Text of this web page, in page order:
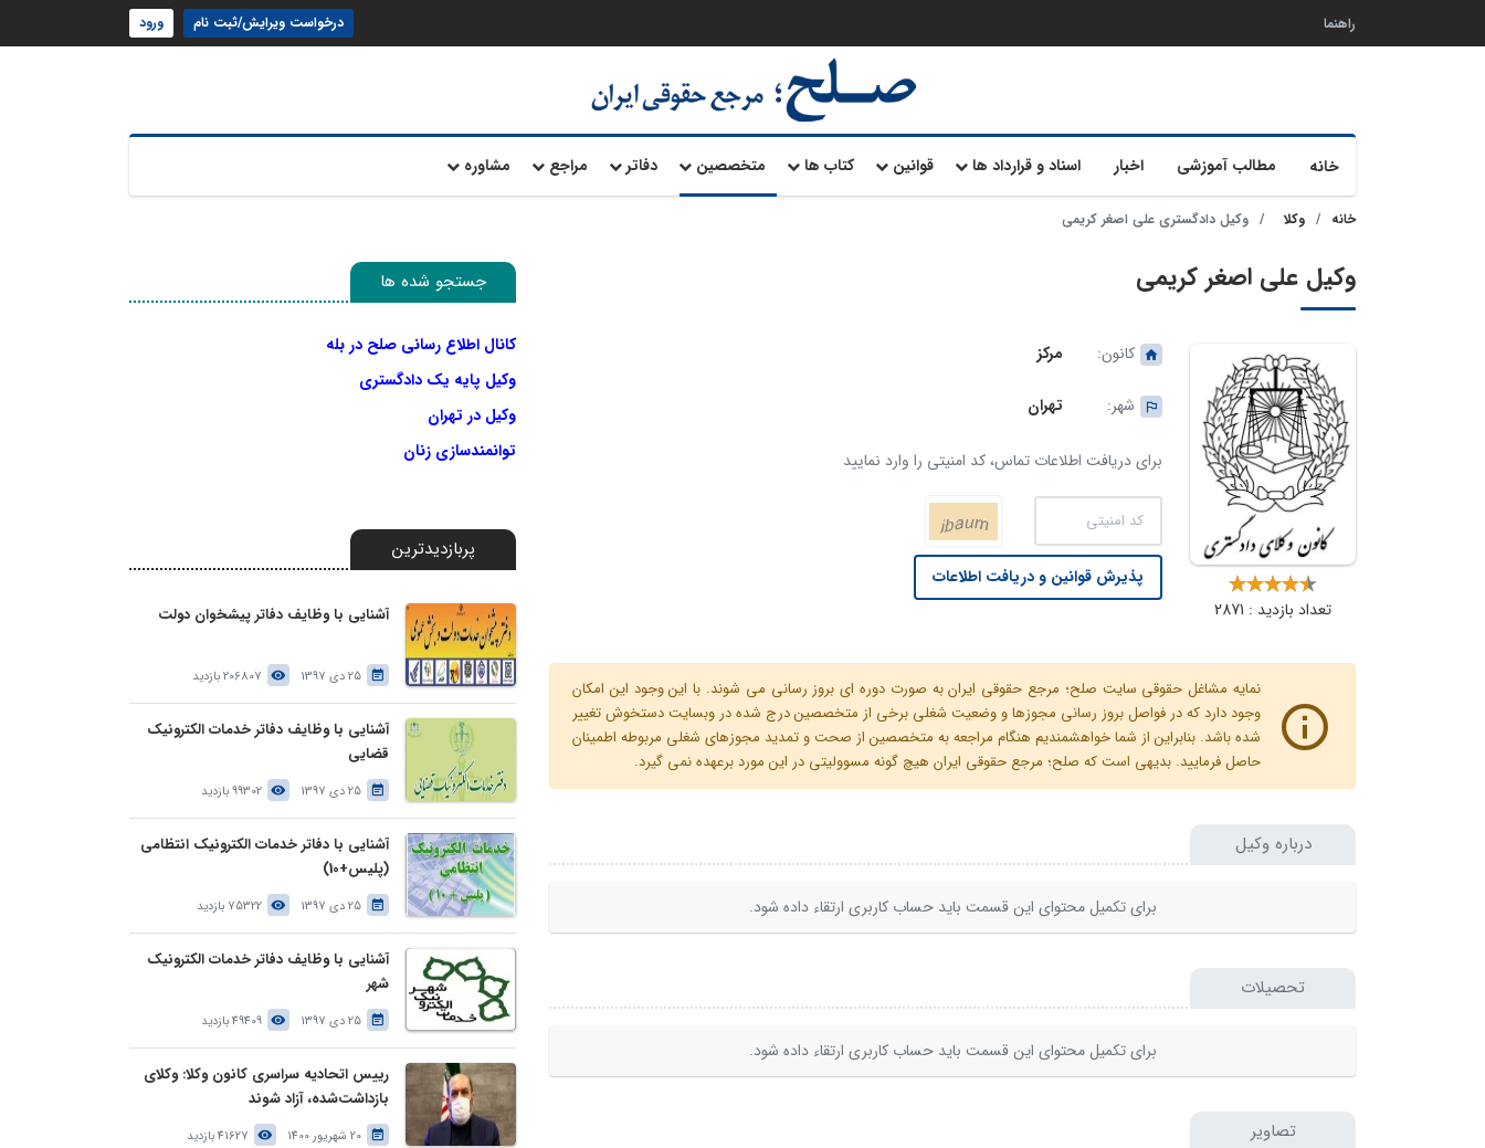
راهنما درخواست ویرایش/ثبت نام ورود
خانه مطالب آموزشی اخبار اسناد و قرارداد ها قوانین کتاب ها متخصصین دفاتر مراجع مشاوره
خانه وکلا وکیل دادگستری علی اصغر کریمی
وکیل علی اصغر کریمی
تعداد بازدید : 2871
کانون: مرکز
شهر: تهران
برای دریافت اطلاعات تماس، کد امنیتی را وارد نمایید
پذیرش قوانین و دریافت اطلاعات
نمایه مشاغل حقوقی سایت صلح؛ مرجع حقوقی ایران به صورت دوره ای بروز رسانی می شوند. با این وجود این امکان
وجود دارد که در فواصل بروز رسانی مجوزها و وضعیت شغلی برخی از متخصصین درج شده در وبسایت دستخوش تغییر
شده باشد. بنابراین از شما خواهشمندیم هنگام مراجعه به متخصصین از صحت و تمدید مجوزهای شغلی مربوطه اطمینان
حاصل فرمایید. بدیهی است که صلح؛ مرجع حقوقی ایران هیچ گونه مسوولیتی در این مورد برعهده نمی گیرد.
درباره وکیل
برای تکمیل محتوای این قسمت باید حساب کاربری ارتقاء داده شود.
تحصیلات
برای تکمیل محتوای این قسمت باید حساب کاربری ارتقاء داده شود.
تصاویر
جستجو شده ها
کانال اطلاع رسانی صلح در بله
وکیل پایه یک دادگستری
وکیل در تهران
توانمندسازی زنان
پربازدیدترین
آشنایی با وظایف دفاتر پیشخوان دولت
25 دی 1397 206807 بازدید
آشنایی با وظایف دفاتر خدمات الکترونیک
قضایی
25 دی 1397 99302 بازدید
آشنایی با دفاتر خدمات الکترونیک انتظامی
(پلیس+10)
25 دی 1397 75322 بازدید
آشنایی با وظایف دفاتر خدمات الکترونیک
شهر
25 دی 1397 49409 بازدید
رییس اتحادیه سراسری کانون وکلا: وکلای
بازداشت‌شده، آزاد شوند
20 شهریور 1400 41627 بازدید